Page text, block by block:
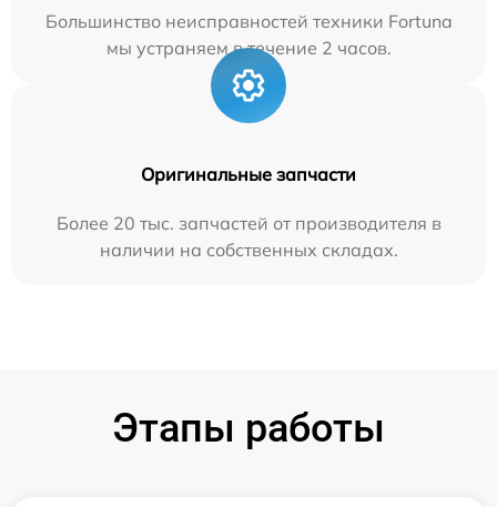
Большинство неисправностей техники Fortuna
мы устраняем в течение 2 часов.
Оригинальные запчасти
Более 20 тыс. запчастей от производителя в
наличии на собственных складах.
Этапы работы